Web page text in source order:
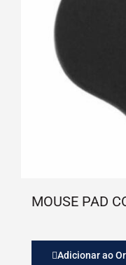
MOUSE PAD
Adicionar ao